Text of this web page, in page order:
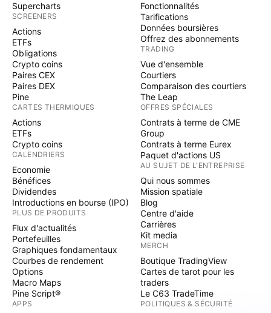
Supercharts
SCREENERS
Actions
ETFs
Obligations
Crypto coins
Paires CEX
Paires DEX
Pine
CARTES THERMIQUES
Actions
ETFs
Crypto coins
CALENDRIERS
Economie
Bénéfices
Dividendes
Introductions en bourse (IPO)
PLUS DE PRODUITS
Flux d'actualités
Portefeuilles
Graphiques fondamentaux
Courbes de rendement
Options
Macro Maps
Pine Script®
APPS
Fonctionnalités
Tarifications
Données boursières
Offrez des abonnements
TRADING
Vue d'ensemble
Courtiers
Comparaison des courtiers
The Leap
OFFRES SPÉCIALES
Contrats à terme de CME
Group
Contrats à terme Eurex
Paquet d'actions US
AU SUJET DE L'ENTREPRISE
Qui nous sommes
Mission spatiale
Blog
Centre d'aide
Carrières
Kit media
MERCH
Boutique TradingView
Cartes de tarot pour les
traders
Le C63 TradeTime
POLITIQUES & SÉCURITÉ